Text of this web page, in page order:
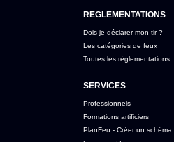
REGLEMENTATIONS
Dois-je déclarer mon tir ?
Les catégories de feux
Toutes les réglementations
SERVICES
Professionnels
Formations artificiers
PlanFeu - Créer un schéma